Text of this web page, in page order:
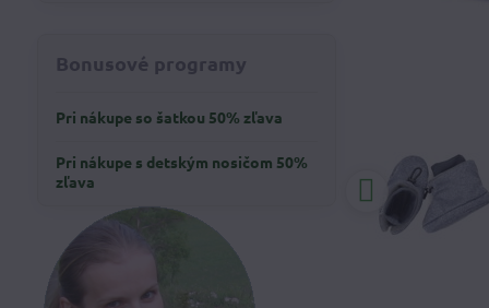
Bonusové programy
Pri nákupe so šatkou 50% zľava
Pri nákupe s detským nosičom 50%
zľava